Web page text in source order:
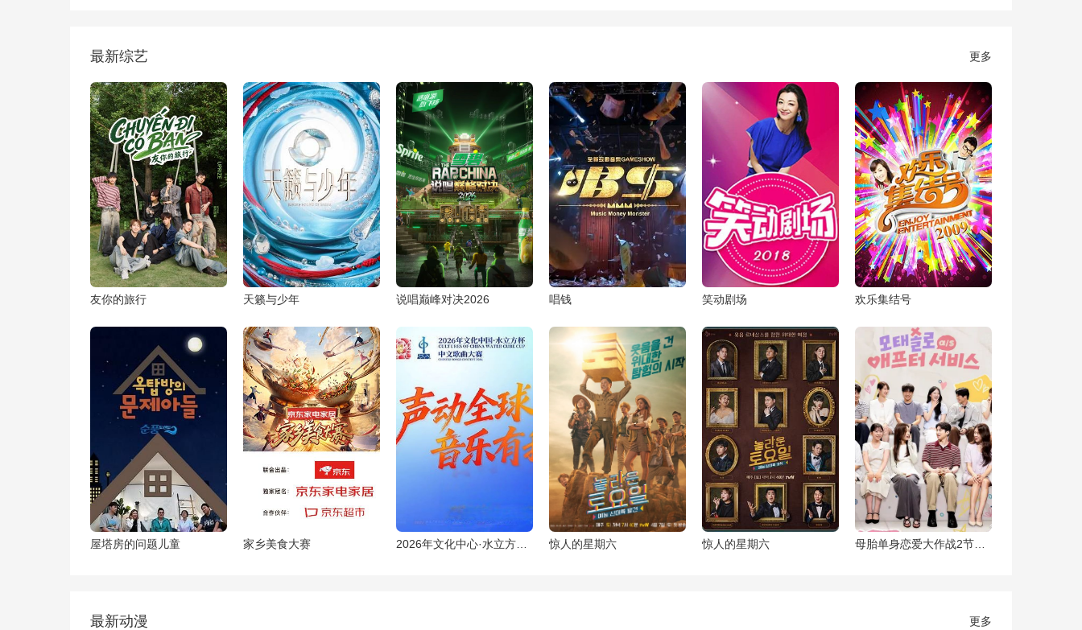
最新综艺 更多
友你的旅行 天籁与少年 说唱巅峰对决2026 唱钱 笑动剧场 欢乐集结号
屋塔房的问题儿童 家乡美食大赛 惊人的星期六 惊人的星期六
最新动漫 更多